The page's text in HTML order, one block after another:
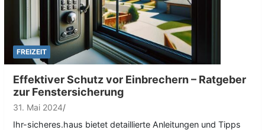
FREIZEIT
Effektiver Schutz vor Einbrechern – Ratgeber
zur Fenstersicherung
31. Mai 2024
Ihr-sicheres.haus bietet detaillierte Anleitungen und Tipps